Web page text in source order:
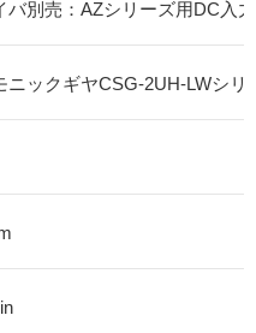
バ別売：AZシリーズ用DC入
ニックギヤCSG-2UH-LWシリ